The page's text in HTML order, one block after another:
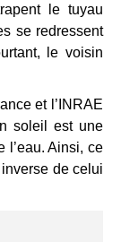
le tuyau
se redressent
le voisin
et l’INRAE
soleil est une
l’eau. Ainsi, ce
de celui